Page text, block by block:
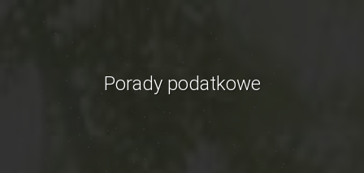
Porady podatkowe